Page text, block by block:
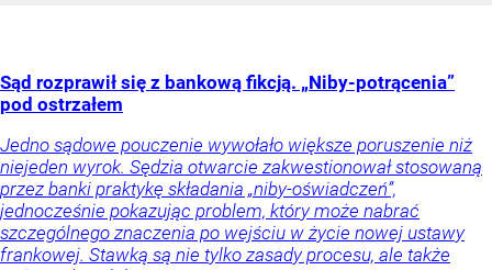
Sąd rozprawił się z bankową fikcją. „Niby-potrącenia”
pod ostrzałem
Jedno sądowe pouczenie wywołało większe poruszenie niż
niejeden wyrok. Sędzia otwarcie zakwestionował stosowaną
przez banki praktykę składania „niby-oświadczeń”,
jednocześnie pokazując problem, który może nabrać
szczególnego znaczenia po wejściu w życie nowej ustawy
frankowej. Stawką są nie tylko zasady procesu, ale także